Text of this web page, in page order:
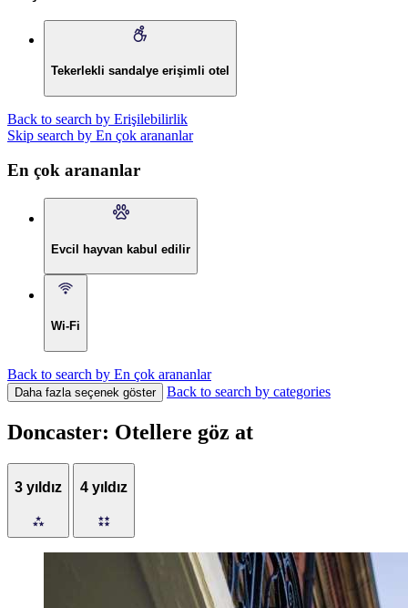
Tekerlekli sandalye erişimli otel
Back to search by Erişilebilirlik
Skip search by En çok arananlar
En çok arananlar
Evcil hayvan kabul edilir
Wi-Fi
Back to search by En çok arananlar
Daha fazla seçenek göster Back to search by categories
Doncaster: Otellere göz at
3 yıldız 4 yıldız